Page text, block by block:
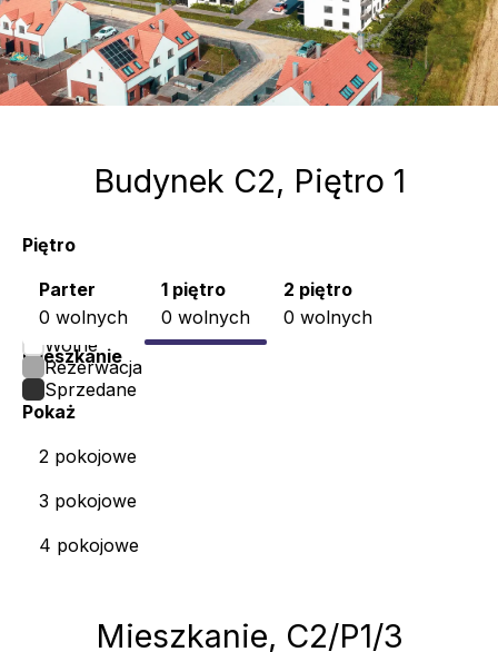
Budynek C2, Piętro 1
Piętro
Parter
0 wolnych
1 piętro
0 wolnych
2 piętro
0 wolnych
Pokaż
2 pokojowe
3 pokojowe
4 pokojowe
Mieszkanie
Wolne
Rezerwacja
Sprzedane
Mieszkanie, C2/P1/3